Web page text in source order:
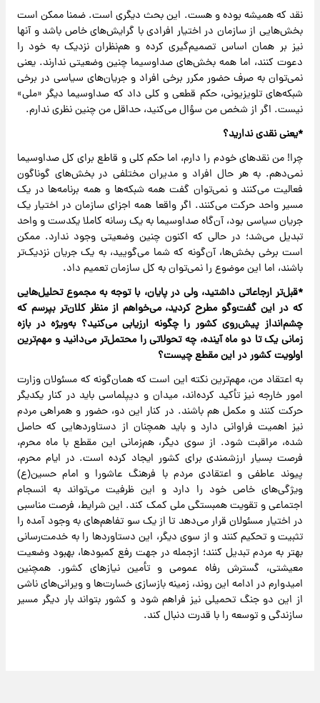
نقد که همیشه بوده و هست. این بحث دیگری است. ضمنا ممکن است
بخش‌هایی از سازمان در اختیار افرادی با گرایش‌های خاص باشد و آنها
نیز بر همان اساس تصمیم‌گیری کرده و هم‌نظران نزدیک به خود را
دعوت کنند، اما همه بخش‌های صدا‌و‌سیما چنین وضعیتی ندارند. یعنی
نمی‌توان به صرف حضور مکرر برخی افراد و جریان‌های سیاسی در برخی
شبکه‌های تلویزیونی، حکم قطعی و کلی داد که صداوسیما دیگر «ملی»
نیست. اگر از شخص من سؤال می‌کنید، حداقل من چنین نظری ندارم.
*یعنی نقدی ندارید؟
چرا! من نقدهای خودم را دارم، اما حکم کلی و قاطع برای کل صدا‌و‌سیما
نمی‌دهم. به هر حال افراد و مدیران مختلفی در بخش‌های گوناگون
فعالیت می‌کنند و نمی‌توان گفت ‌همه شبکه‌ها و همه برنامه‌ها در یک
مسیر واحد حرکت می‌کنند. اگر واقعا همه اجزای سازمان در اختیار یک
جریان سیاسی بود، آن‌گاه صدا‌و‌سیما به یک رسانه کاملا یکدست و واحد
تبدیل می‌شد؛ در حالی که اکنون چنین وضعیتی وجود ندارد. ممکن
است برخی بخش‌ها، آن‌گونه که شما می‌گویید، به یک جریان نزدیک‌تر
باشند، اما این موضوع را نمی‌توان به کل سازمان تعمیم داد.
‌*قبل‌تر ارجاعاتی داشتید، ولی در پایان، با توجه به مجموع تحلیل‌هایی
که در این گفت‌وگو مطرح کردید، می‌خواهم از منظر کلان‌تر بپرسم که
چشم‌انداز پیش‌روی کشور را چگونه ارزیابی می‌کنید؟ به‌ویژه در بازه
زمانی یک تا دو ماه آینده، چه تحولاتی را محتمل‌تر می‌دانید و مهم‌ترین
اولویت کشور در این مقطع چیست؟
به اعتقاد من، مهم‌ترین نکته این است که همان‌گونه که مسئولان وزارت
امور خارجه نیز تأکید کرده‌اند، میدان و دیپلماسی باید در کنار یکدیگر
حرکت کنند و مکمل هم باشند. در کنار این دو، حضور و همراهی مردم
نیز اهمیت فراوانی دارد و باید همچنان از دستاوردهایی که حاصل
شده، مراقبت شود. از سوی دیگر، هم‌زمانی این مقطع با ماه محرم،
فرصت بسیار ارزشمندی برای کشور ایجاد کرده است. در ایام محرم،
پیوند عاطفی و اعتقادی مردم با فرهنگ عاشورا و امام حسین(ع)
ویژگی‌های خاص خود را دارد و این ظرفیت می‌تواند به انسجام
اجتماعی و تقویت همبستگی ملی کمک کند. این شرایط، فرصت مناسبی
در اختیار مسئولان قرار می‌دهد تا از یک سو‌ تفاهم‌های به‌ وجود آمده را
تثبیت و تحکیم کنند و از سوی دیگر، این دستاوردها را به خدمت‌رسانی
بهتر به مردم تبدیل کنند؛ از‌جمله در جهت رفع کمبودها، بهبود وضعیت
معیشتی، گسترش رفاه عمومی و تأمین نیازهای کشور. همچنین
امیدوارم در ادامه این روند، زمینه بازسازی خسارت‌ها و ویرانی‌های ناشی
از این دو جنگ تحمیلی نیز فراهم شود و کشور بتواند بار دیگر مسیر
سازندگی و توسعه را با قدرت دنبال کند.